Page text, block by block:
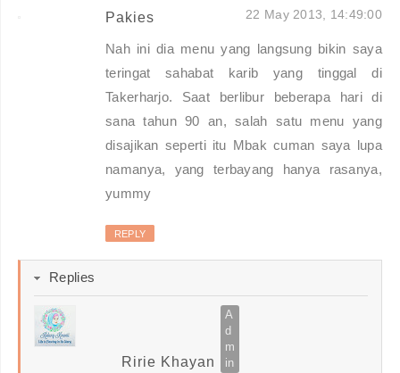
Pakies 22 May 2013, 14:49:00
Nah ini dia menu yang langsung bikin saya
teringat sahabat karib yang tinggal di
Takerharjo. Saat berlibur beberapa hari di
sana tahun 90 an, salah satu menu yang
disajikan seperti itu Mbak cuman saya lupa
namanya, yang terbayang hanya rasanya,
yummy
REPLY
Replies
Ririe Khayan